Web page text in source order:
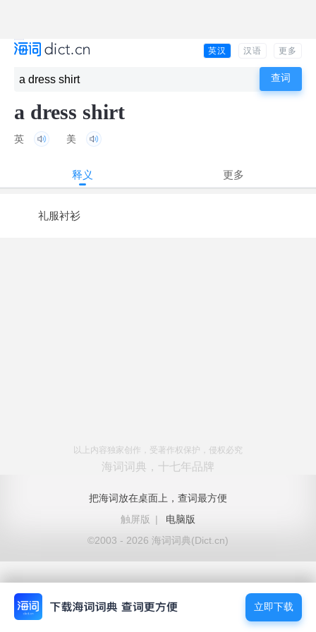
英汉 汉语 更多
a dress shirt
英 美
释义 更多
礼服衬衫
以上内容独家创作，受著作权保护，侵权必究
海词词典，十七年品牌
把海词放在桌面上，查词最方便
触屏版
|
电脑版
©2003 - 2026 海词词典(Dict.cn)
立即下载
立即下载